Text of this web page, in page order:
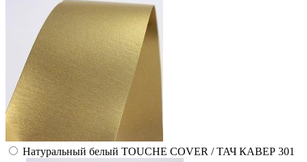
Натуральный белый TOUCHE COVER / ТАЧ КАВЕР 301